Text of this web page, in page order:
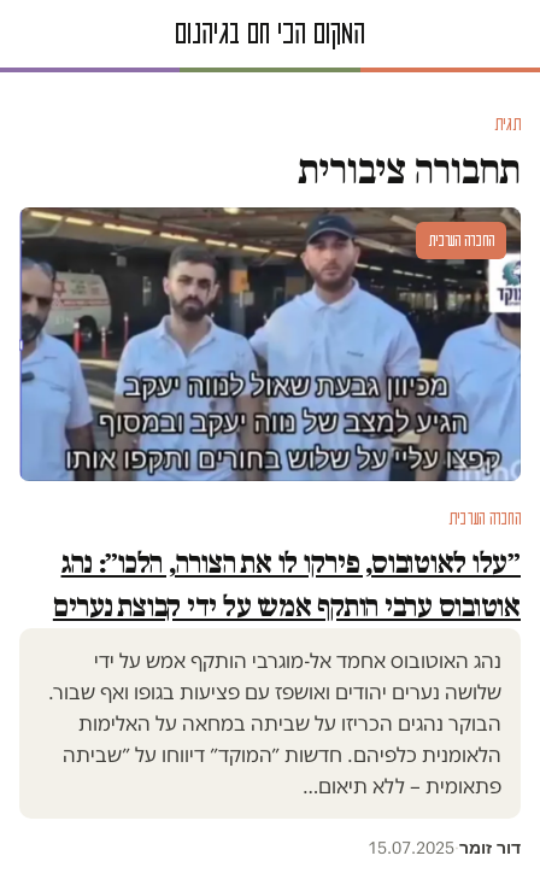
תגית
תחבורה ציבורית
החברה הערבית
החברה הערבית
״עלו לאוטובוס, פירקו לו את הצורה, הלכו״: נהג
אוטובוס ערבי הותקף אמש על ידי קבוצת נערים
נהג האוטובוס אחמד אל-מוגרבי הותקף אמש על ידי
שלושה נערים יהודים ואושפז עם פציעות בגופו ואף שבור.
הבוקר נהגים הכריזו על שביתה במחאה על האלימות
הלאומנית כלפיהם. חדשות ״המוקד״ דיווחו על ״שביתה
פתאומית – ללא תיאום…
דור זומר·
15.07.2025